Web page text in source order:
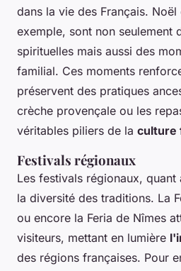
dans la vie des Français. Noël
exemple, sont non seulement
spirituelles mais aussi des
familial. Ces moments
préservent des pratiques
crèche provençale ou les
véritables piliers de la culture
Festivals régionaux
Les festivals régionaux,
la diversité des traditions. La
ou encore la Feria de Nîmes
visiteurs, mettant en lumière
des régions françaises. Pour